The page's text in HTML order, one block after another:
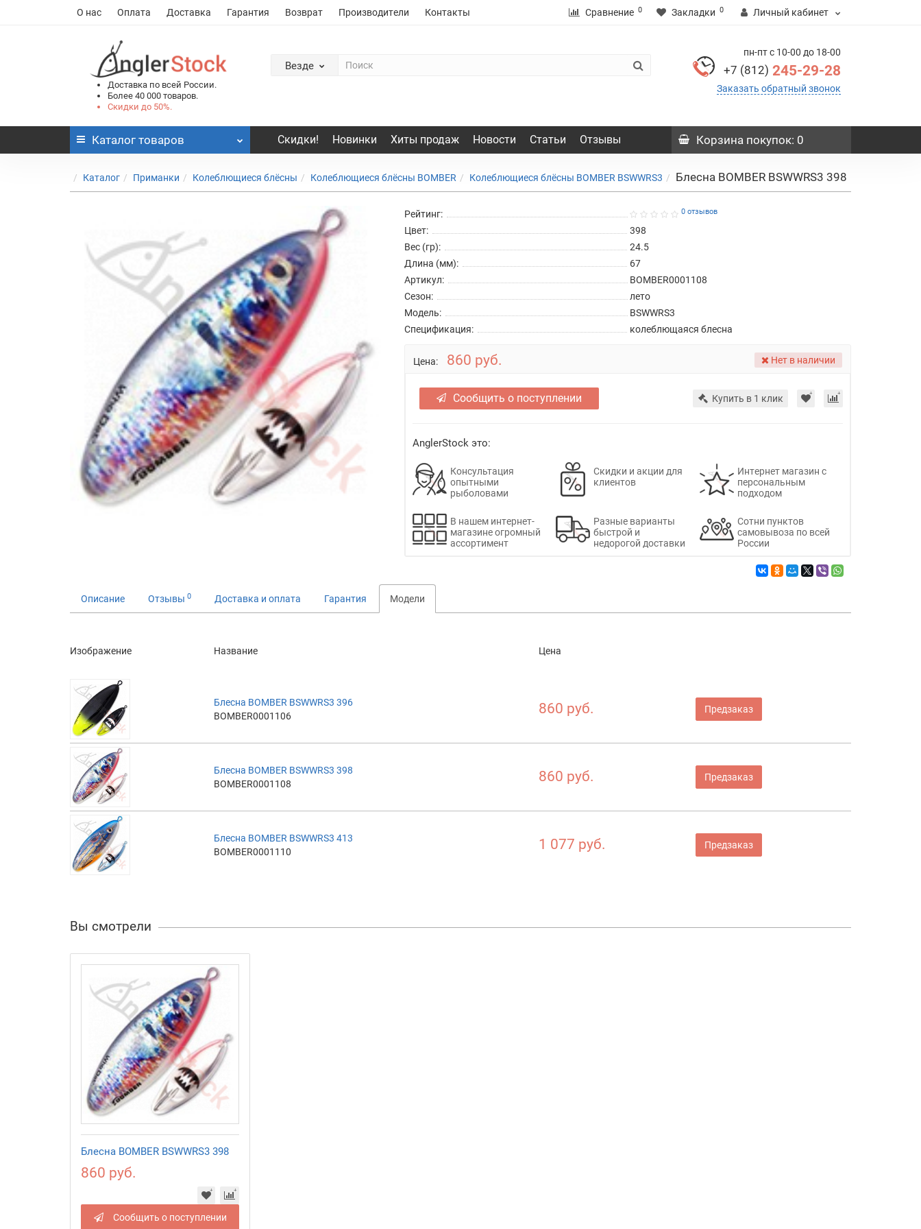
О нас Оплата Доставка Гарантия Возврат Производители Контакты Сравнение 0 Закладки 0 Личный кабинет
Доставка по всей России.
Более 40 000 товаров.
Скидки до 50%.
Везде
пн-пт с 10-00 до 18-00
+7 (812) 245-29-28
Заказать обратный звонок
Каталог товаров Скидки! Новинки Хиты продаж Новости Статьи Отзывы Корзина покупок: 0
Каталог Приманки Колеблющиеся блёсны Колеблющиеся блёсны BOMBER Колеблющиеся блёсны BOMBER BSWWRS3 Блесна BOMBER BSWWRS3 398
Рейтинг: 0 отзывов
Цвет:
398
Вес (гр):
24.5
Длина (мм):
67
Артикул:
BOMBER0001108
Сезон:
лето
Модель:
BSWWRS3
Спецификация:
колеблющаяся блесна
Цена: 860 руб. Нет в наличии
Сообщить о поступлении Купить в 1 клик
AnglerStock это:
Консультация
опытными
рыболовами
Скидки и акции для
клиентов
Интернет магазин с
персональным
подходом
В нашем интернет-
магазине огромный
ассортимент
Разные варианты
быстрой и
недорогой доставки
Сотни пунктов
самовывоза по всей
России
Описание Отзывы 0 Доставка и оплата Гарантия Модели
Изображение Название Цена
Блесна BOMBER BSWWRS3 396
BOMBER0001106
860 руб. Предзаказ
Блесна BOMBER BSWWRS3 398
BOMBER0001108
860 руб. Предзаказ
Блесна BOMBER BSWWRS3 413
BOMBER0001110
1 077 руб. Предзаказ
Вы смотрели
Блесна BOMBER BSWWRS3 398
860 руб.
Сообщить о поступлении